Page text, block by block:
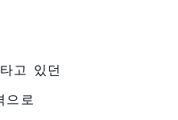
고 있던
으로